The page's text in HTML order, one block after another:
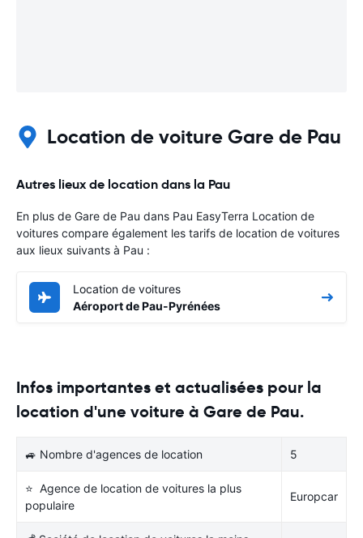
Location de voiture Gare de Pau
Autres lieux de location dans la Pau
En plus de Gare de Pau dans Pau EasyTerra Location de
voitures compare également les tarifs de location de voitures
aux lieux suivants à Pau :
Location de voitures
Aéroport de Pau-Pyrénées
Infos importantes et actualisées pour la
location d'une voiture à Gare de Pau.
🚙 Nombre d'agences de location 5
⭐ Agence de location de voitures la plus
populaire
Europcar